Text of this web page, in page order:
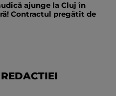
ajunge la Cluj în
Contractul pregătit de